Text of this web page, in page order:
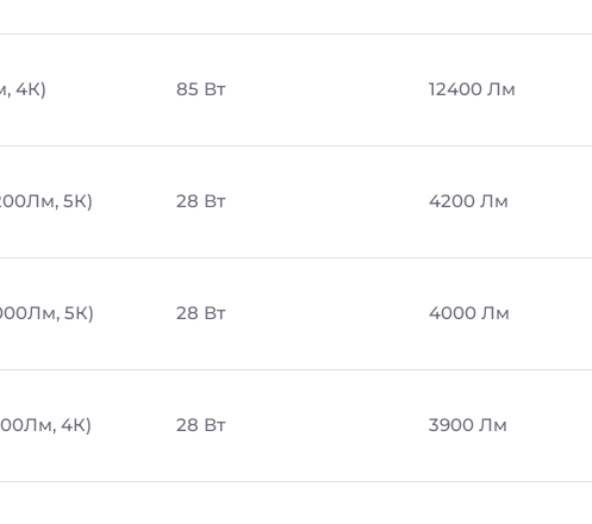
4К) 85 Вт 12400 Лм
5К) 28 Вт 4200 Лм
5К) 28 Вт 4000 Лм
4К) 28 Вт 3900 Лм